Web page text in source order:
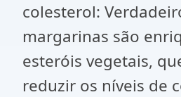
colesterol:
margarinas são
esteróis vegetais,
reduzir os níveis de